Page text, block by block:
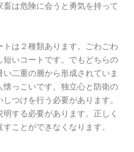
畜は危険に会うと勇気を持って
トは２種類あります。ごわごわ
いコートです。でもどちらの
二重の層から形成されていま
っこいです。独立心と防衛の
つけを行う必要があります。
する必要があります。正しく
ことができなくなります。